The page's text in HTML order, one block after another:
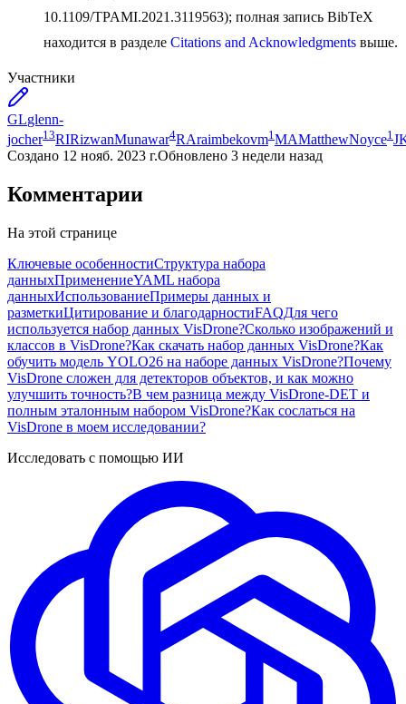
10.1109/TPAMI.2021.3119563); полная запись BibTeX
находится в разделе Citations and Acknowledgments выше.
Участники
GLglenn-
jocher13RIRizwanMunawar4RAraimbekovm1 MAMatthewNoyce1
Создано 12 нояб. 2023 г.Обновлено 3 недели назад
Комментарии
На этой странице
Ключевые особенностиСтруктура набора
данныхПрименениеYAML набора
данныхИспользованиеПримеры данных и
разметкиЦитирование и благодарностиFAQДля чего
используется набор данных VisDrone?Сколько изображений и
классов в VisDrone?Как скачать набор данных VisDrone?Как
обучить модель YOLO26 на наборе данных VisDrone?Почему
VisDrone сложен для детекторов объектов, и как можно
улучшить точность?В чем разница между VisDrone-DET и
полным эталонным набором VisDrone?Как сослаться на
VisDrone в моем исследовании?
Исследовать с помощью ИИ